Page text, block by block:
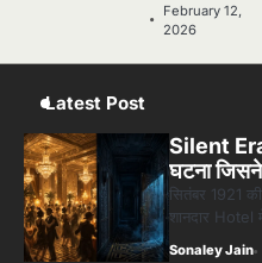
February 12,
2026
Latest Post
Silent
घटना
सितंबर 1921
शानदार Hotel
Sonaley Jain